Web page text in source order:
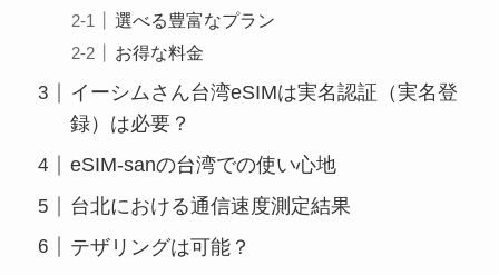
選べる豊富なプラン
お得な料金
イーシムさん台湾eSIMは実名認証（実名登
録）は必要？
eSIM-sanの台湾での使い心地
台北における通信速度測定結果
テザリングは可能？